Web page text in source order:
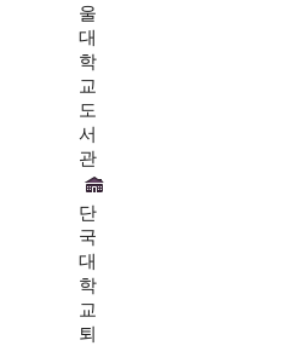
울
대
학
교
도
서
관
단
국
대
학
교
퇴